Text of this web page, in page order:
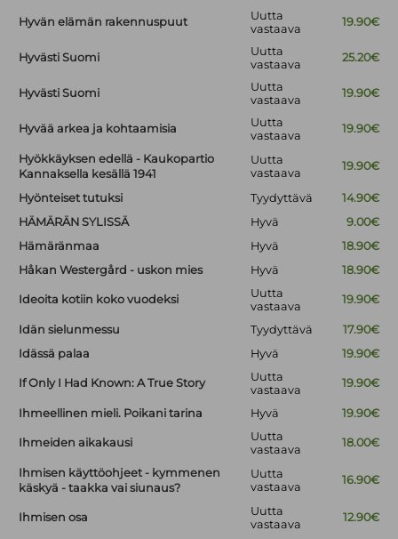
Hyvän elämän rakennuspuut
Uutta
vastaava
19.90€
Hyvästi Suomi
Uutta
vastaava
25.20€
Hyvästi Suomi
Uutta
vastaava
19.90€
Hyvää arkea ja kohtaamisia
Uutta
vastaava
19.90€
Hyökkäyksen edellä - Kaukopartio
Kannaksella kesällä 1941
Uutta
vastaava
19.90€
Hyönteiset tutuksi Tyydyttävä
14.90€
HÄMÄRÄN SYLISSÄ
Hyvä
9.00€
Hämäränmaa
Hyvä
18.90€
Håkan Westergård - uskon mies
Hyvä 18.90€
Ideoita kotiin koko vuodeksi
Uutta
vastaava
19.90€
Idän sielunmessu Tyydyttävä
17.90€
Idässä palaa
Hyvä 19.90€
If Only I Had Known: A True Story
Uutta
vastaava
19.90€
Ihmeellinen mieli. Poikani tarina Hyvä 19.90€
Ihmeiden aikakausi
Uutta
vastaava
18.00€
Ihmisen käyttöohjeet - kymmenen
käskyä - taakka vai siunaus?
Uutta
vastaava
16.90€
Ihmisen osa
Uutta
vastaava
12.90€